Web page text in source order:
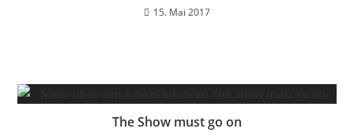
15. Mai 2017
The Show must go on